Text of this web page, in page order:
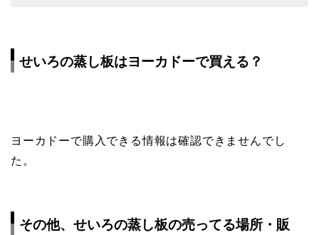
せいろの蒸し板はヨーカドーで買える？
ヨーカドーで購入できる情報は確認できませんでし
た。
その他、せいろの蒸し板の売ってる場所・販